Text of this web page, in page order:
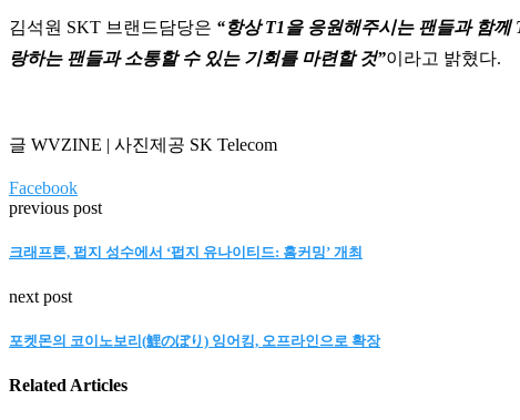
김석원 SKT 브랜드담당은 “항상 T1을 응원해주시는 팬들과 함
랑하는 팬들과 소통할 수 있는 기회를 마련할 것”이라고 밝혔다.
글 WVZINE | 사진제공 SK Telecom
Facebook
previous post
크래프톤, 펍지 성수에서 ‘펍지 유나이티드: 홈커밍’ 개최
next post
포켓몬의 코이노보리(鯉のぼり) 잉어킹, 오프라인으로 확장
Related Articles